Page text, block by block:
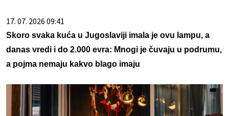
17. 07. 2026 09:41
Skoro svaka kuća u Jugoslaviji imala je ovu lampu, a
danas vredi i do 2.000 evra: Mnogi je čuvaju u podrumu,
a pojma nemaju kakvo blago imaju